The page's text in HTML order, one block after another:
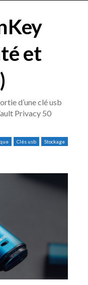
et
d’une clé usb
Privacy 50
Clés usb Stockage